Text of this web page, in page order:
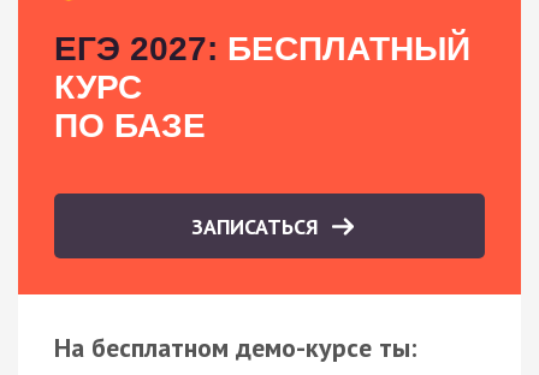
ЕГЭ 2027: БЕСПЛАТНЫЙ
КУРС
ПО БАЗЕ
ЗАПИСАТЬСЯ
На бесплатном демо-курсе ты: